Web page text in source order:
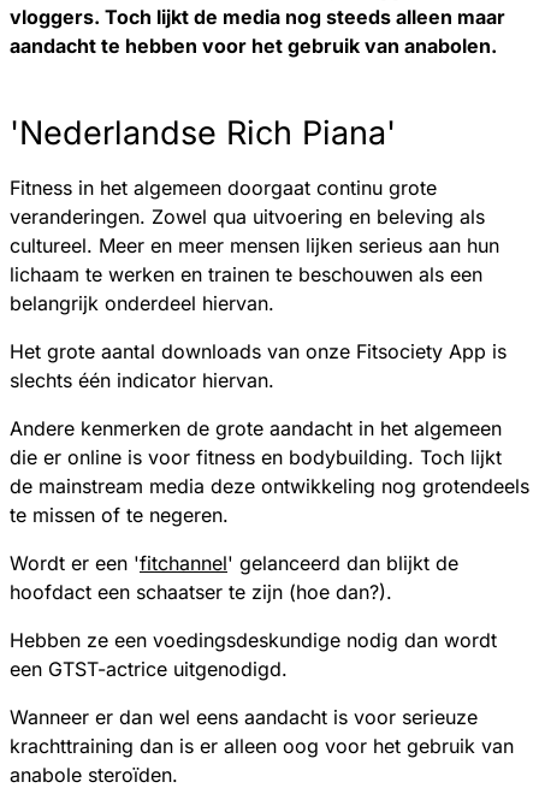
vloggers. Toch lijkt de media nog steeds alleen maar
aandacht te hebben voor het gebruik van anabolen.
'Nederlandse Rich Piana'
Fitness in het algemeen doorgaat continu grote
veranderingen. Zowel qua uitvoering en beleving als
cultureel. Meer en meer mensen lijken serieus aan hun
lichaam te werken en trainen te beschouwen als een
belangrijk onderdeel hiervan.
Het grote aantal downloads van onze Fitsociety App is
slechts één indicator hiervan.
Andere kenmerken de grote aandacht in het algemeen
die er online is voor fitness en bodybuilding. Toch lijkt
de mainstream media deze ontwikkeling nog grotendeels
te missen of te negeren.
Wordt er een 'fitchannel' gelanceerd dan blijkt de
hoofdact een schaatser te zijn (hoe dan?).
Hebben ze een voedingsdeskundige nodig dan wordt
een GTST-actrice uitgenodigd.
Wanneer er dan wel eens aandacht is voor serieuze
krachttraining dan is er alleen oog voor het gebruik van
anabole steroïden.